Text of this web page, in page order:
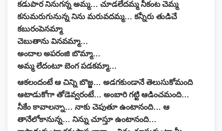
కడుపార నినుగన్న అమ్మ… చూడలేదమ్మ నీకంట చెమ్మ
కనుమరుగునున్న నిను మరువదమ్మ… కన్నీరు తుడిచే
కబురంపెనమ్మా
చెబుతాను వినవమ్మా…
అందాల అపరంజి బొమ్మా…
అమ్మ లేదంటూ బెంగ పడకమ్మా…
ఆకలందంటే ఆ చిన్ని బొజ్జ… అడగకుండానే తెలుసుకోమంది
ఆటాడుకోగా తోడెవ్వరంటే… అంబారి గట్టి ఆడించమంది…
నీకేం కావాలన్నా… నాకు చెపుతూ ఉంటానంది… ఆ
తానేలోకానున్న… నిన్ను చూస్తూ ఉంటానంది…